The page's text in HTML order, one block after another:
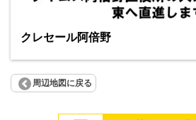
クレセール阿倍野
周辺地図に戻る